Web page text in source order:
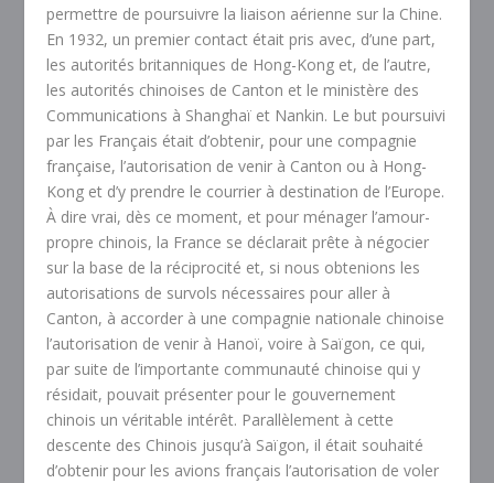
permettre de poursuivre la liaison aérienne sur la Chine.
En 1932, un premier contact était pris avec, d’une part,
les autorités britanniques de Hong-Kong et, de l’autre,
les autorités chinoises de Canton et le ministère des
Communications à Shanghaï et Nankin. Le but poursuivi
par les Français était d’obtenir, pour une compagnie
française, l’autorisation de venir à Canton ou à Hong-
Kong et d’y prendre le courrier à destination de l’Europe.
À dire vrai, dès ce moment, et pour ménager l’amour-
propre chinois, la France se déclarait prête à négocier
sur la base de la réciprocité et, si nous obtenions les
autorisations de survols nécessaires pour aller à
Canton, à accorder à une compagnie nationale chinoise
l’autorisation de venir à Hanoï, voire à Saïgon, ce qui,
par suite de l’importante communauté chinoise qui y
résidait, pouvait présenter pour le gouvernement
chinois un véritable intérêt. Parallèlement à cette
descente des Chinois jusqu’à Saïgon, il était souhaité
d’obtenir pour les avions français l’autorisation de voler